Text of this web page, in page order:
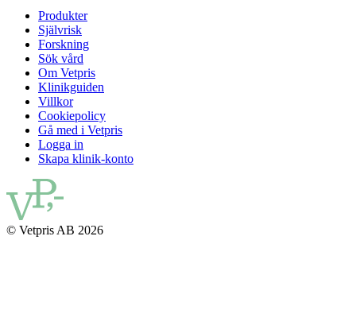
Produkter
Självrisk
Forskning
Sök vård
Om Vetpris
Klinikguiden
Villkor
Cookiepolicy
Gå med i Vetpris
Logga in
Skapa klinik-konto
© Vetpris AB 2026